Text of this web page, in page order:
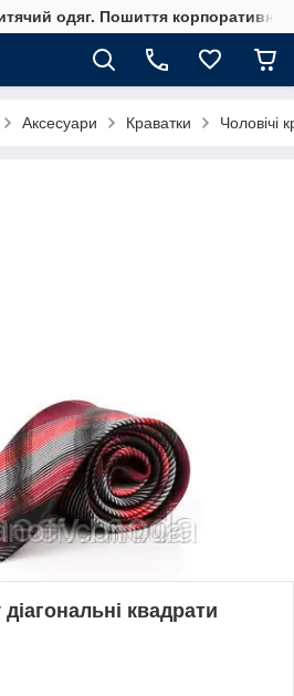
одяг. Пошиття
Аксесуари Краватки Чоловічі
квадрати